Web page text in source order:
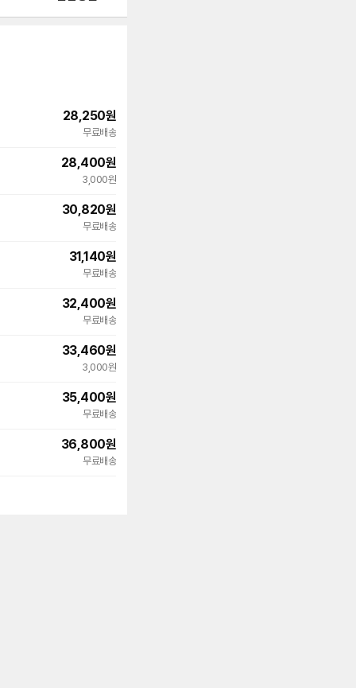
28,250원
무료배송
28,400원
3,000원
30,820원
무료배송
31,140원
무료배송
32,400원
무료배송
33,460원
3,000원
35,400원
무료배송
36,800원
무료배송